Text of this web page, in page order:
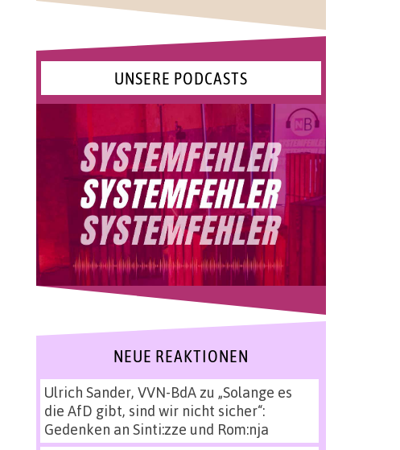
UNSERE PODCASTS
NEUE REAKTIONEN
Ulrich Sander, VVN-BdAzu „Solange es
die AfD gibt, sind wir nicht sicher“:
Gedenken an Sinti:zze und Rom:nja